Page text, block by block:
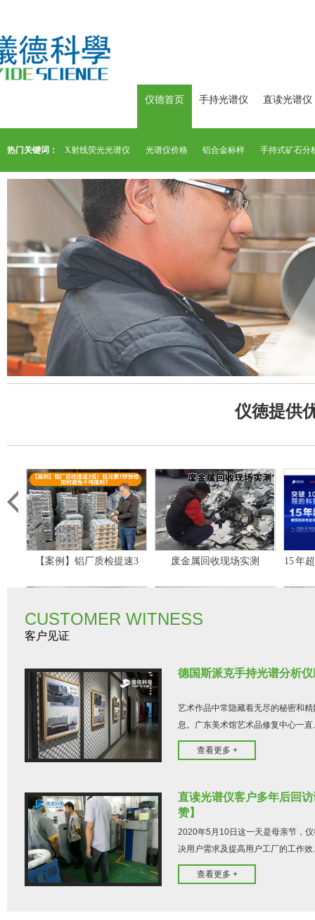
仪德首页 手持光谱仪 直读光谱仪
热门关键词： X射线荧光光谱仪 光谱仪价格 铝合金标样 手持式矿石分
仪徳提供
【案例】铝厂质检提速3
废金属回收现场实测
15 年
直读光谱仪在非晶纳米晶材
料检测的应用案例
斯派克直读光谱仪在机械制
茂名
CUSTOMER WITNESS
客户见证
德国斯派克手持光谱分析
艺术作品中常隐藏着无尽的秘密和
息。广东美术馆艺术品修复中心一
查看更多 +
直读光谱仪客户多年后回
赞】
2020年5月10日这一天是母亲节，
决用户需求及提高用户工厂的工作
查看更多 +